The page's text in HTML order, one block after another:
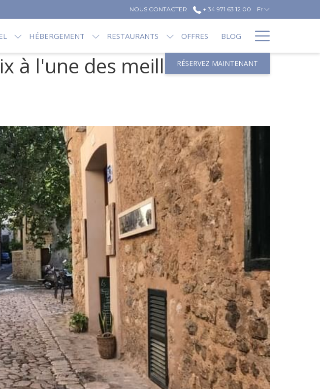
NOUS CONTACTER + 34 971 63 12 00 Fr
HÉBERGEMENT RESTAURANTS OFFRES BLOG Menu
RÉSERVEZ MAINTENANT
à l'une des meilleures